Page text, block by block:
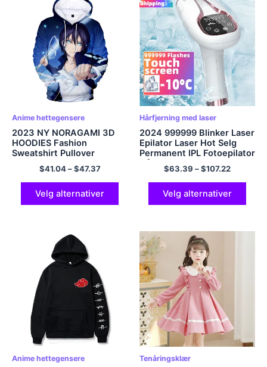
Anime hettegensere
2023 NY NORAGAMI 3D
HOODIES Fashion
Sweatshirt Pullover
Harajuku Hooded Print
Hoodie Men Women
Casual Cool Anime
Sweatshirt
$41.04–$47.37
Velg alternativer
Hårfjerning med laser
2024 999999 Blinker Laser
Epilator Laser Hot Selg
Permanent IPL Fotoepilator
Hårfjerning Smertefri
elektrisk Epilator Machine
$63.39 –$107.22
Velg alternativer
Anime hettegensere Tenåringsklær